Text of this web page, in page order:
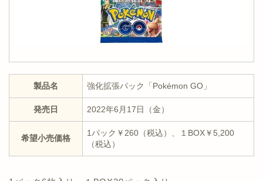
製品名 強化拡張パック「Pokémon GO」
発売日 2022年6月17日（金）
希望小売価格
1パック￥260（税込）、１BOX￥5,200
（税込）